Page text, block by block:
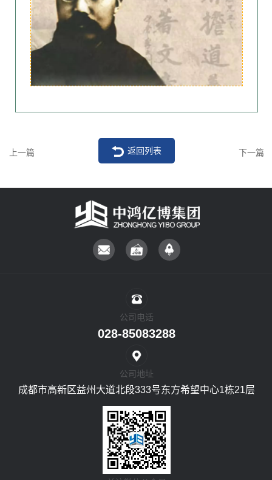
上一篇 下一篇
返回列表
公司电话
028-85083288
公司地址
成都市高新区益州大道北段333号东方希望中心1栋21层